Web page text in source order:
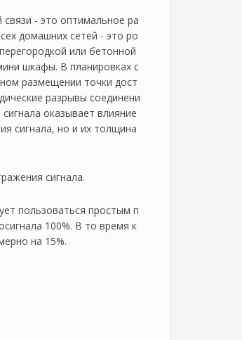
- это оптимальное ра
домашних сетей - это ро
или бетонной
шкафы. В планировках с
размещении точки дост
разрывы соединени
оказывает влияние
сигнала, но и их толщина
сигнала.
пользоваться простым п
100%. В то время к
на 15%.